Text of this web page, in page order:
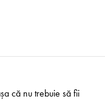
că nu trebuie să fii